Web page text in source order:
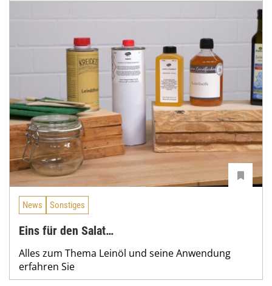
News Sonstiges
Eins für den Salat…
Alles zum Thema Leinöl und seine Anwendung
erfahren Sie